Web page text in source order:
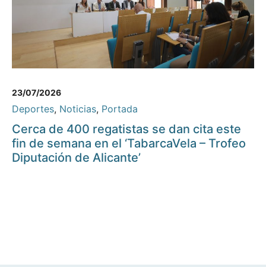
23/07/2026
Deportes, Noticias, Portada
Cerca de 400 regatistas se dan cita este
fin de semana en el ‘TabarcaVela – Trofeo
Diputación de Alicante’